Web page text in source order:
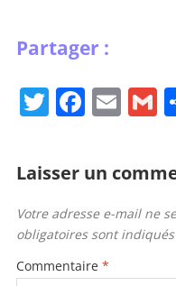
T
itt
er
F
c
e
b
o
o
E
ai
l l
Laisser un
Votre adresse e-mail ne
obligatoires sont
Commentaire *